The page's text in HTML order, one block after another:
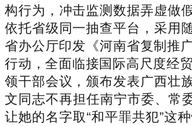
构行为，冲击监测数据弄虚做
依托省级同一抽查平台，采用
省办公厅印发《河南省复制推
行动，全面临接国际高尺度经
领干部会议，颁布发表广西壮
文同志不再担任南宁市委、常
让她的名字取“和平罪共犯”这